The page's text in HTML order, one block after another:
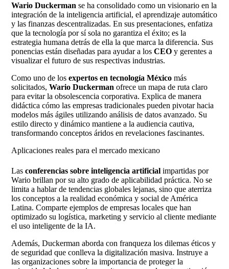
Wario Duckerman se ha consolidado como un visionario en la
integración de la inteligencia artificial, el aprendizaje automático
y las finanzas descentralizadas. En sus presentaciones, enfatiza
que la tecnología por sí sola no garantiza el éxito; es la
estrategia humana detrás de ella la que marca la diferencia. Sus
ponencias están diseñadas para ayudar a losCEOy gerentes a
visualizar el futuro de sus respectivas industrias.
Como uno de losexpertos en tecnología México más
solicitados,Wario Duckerman ofrece un mapa de ruta claro
para evitar la obsolescencia corporativa. Explica de manera
didáctica cómo las empresas tradicionales pueden pivotar hacia
modelos más ágiles utilizando análisis de datos avanzado. Su
estilo directo y dinámico mantiene a la audiencia cautiva,
transformando conceptos áridos en revelaciones fascinantes.
Aplicaciones reales para el mercado mexicano
Lasconferencias sobre inteligencia artificial impartidas por
Wario brillan por su alto grado de aplicabilidad práctica. No se
limita a hablar de tendencias globales lejanas, sino que aterriza
los conceptos a la realidad económica y social de América
Latina. Comparte ejemplos de empresas locales que han
optimizado su logística, marketing y servicio al cliente mediante
el uso inteligente de la IA.
Además, Duckerman aborda con franqueza los dilemas éticos y
de seguridad que conlleva la digitalización masiva. Instruye a
las organizaciones sobre la importancia de proteger la